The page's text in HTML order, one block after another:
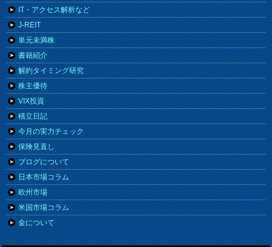
IT・アクセス解析など
J-REIT
単元未満株
書籍紹介
解約タイミング研究
株主優待
VIX投資
積立日記
今月の実力チェック
保険見直し
ブログについて
日本市場コラム
欧州市場
米国市場コラム
金について